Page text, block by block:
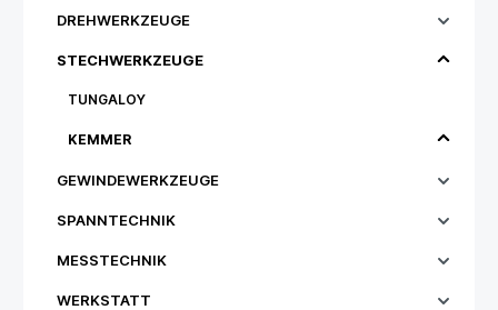
DREHWERKZEUGE
STECHWERKZEUGE
TUNGALOY
KEMMER
GEWINDEWERKZEUGE
SPANNTECHNIK
MESSTECHNIK
WERKSTATT